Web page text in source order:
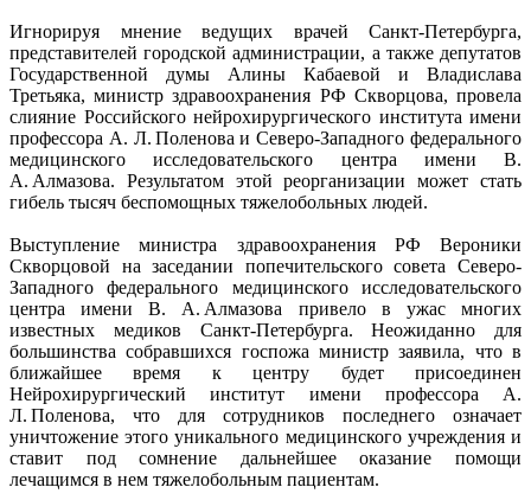
Игнорируя мнение ведущих врачей Санкт-Петербурга,
представителей городской администрации, а также депутатов
Государственной думы Алины Кабаевой и Владислава
Третьяка, министр здравоохранения РФ Скворцова, провела
слияние Российского нейрохирургического института имени
профессора А. Л. Поленова и Северо-Западного федерального
медицинского исследовательского центра имени В.
А. Алмазова. Результатом этой реорганизации может стать
гибель тысяч беспомощных тяжелобольных людей.
Выступление министра здравоохранения РФ Вероники
Скворцовой на заседании попечительского совета Северо-
Западного федерального медицинского исследовательского
центра имени В. А. Алмазова привело в ужас многих
известных медиков Санкт-Петербурга. Неожиданно для
большинства собравшихся госпожа министр заявила, что в
ближайшее время к центру будет присоединен
Нейрохирургический институт имени профессора А.
Л. Поленова, что для сотрудников последнего означает
уничтожение этого уникального медицинского учреждения и
ставит под сомнение дальнейшее оказание помощи
лечащимся в нем тяжелобольным пациентам.